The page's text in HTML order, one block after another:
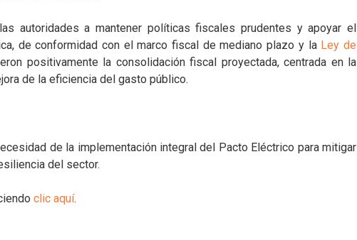
autoridades a mantener políticas fiscales prudentes y apoyar el
de conformidad con el marco fiscal de mediano plazo y la Ley de
positivamente la consolidación fiscal proyectada, centrada en la
de la eficiencia del gasto público.
de la implementación integral del Pacto Eléctrico para mitigar
del sector.
clic aquí.